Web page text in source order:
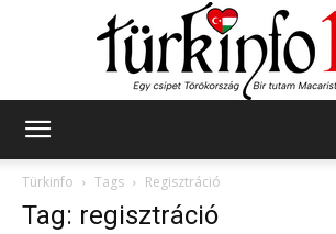
Türkinfo
Tags Regisztráció
Tag: regisztráció